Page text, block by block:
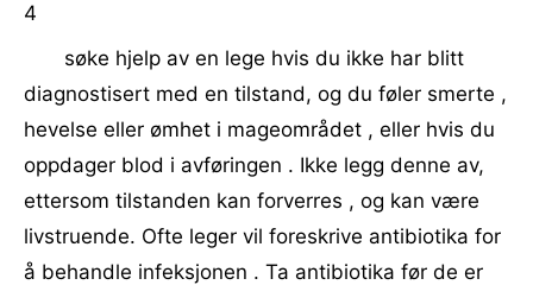
4
søke hjelp av en lege hvis du ikke har blitt
diagnostisert med en tilstand, og du føler smerte ,
hevelse eller ømhet i mageområdet , eller hvis du
oppdager blod i avføringen . Ikke legg denne av,
ettersom tilstanden kan forverres , og kan være
livstruende. Ofte leger vil foreskrive antibiotika for
å behandle infeksjonen . Ta antibiotika før de er